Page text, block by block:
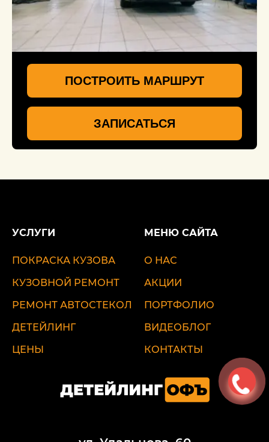
ПОСТРОИТЬ МАРШРУТ
ЗАПИСАТЬСЯ
УСЛУГИ
ПОКРАСКА КУЗОВА
КУЗОВНОЙ РЕМОНТ
РЕМОНТ АВТОСТЕКОЛ
ДЕТЕЙЛИНГ
ЦЕНЫ
МЕНЮ САЙТА
О НАС
АКЦИИ
ПОРТФОЛИО
ВИДЕОБЛОГ
КОНТАКТЫ